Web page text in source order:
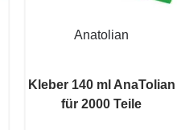
Anatolian
Kleber 140 ml AnaTolian
für 2000 Teile